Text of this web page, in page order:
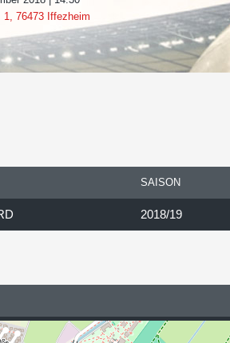
1, 76473 Iffezheim
SAISON
2018/19